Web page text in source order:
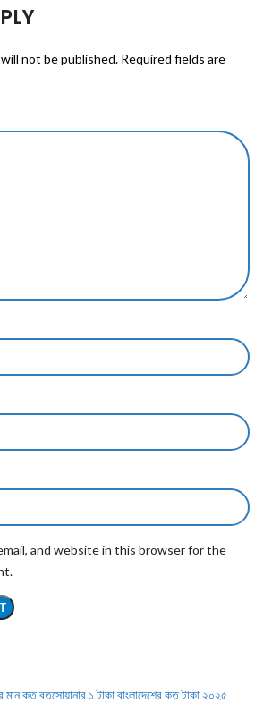
not be published. Required fields are
and website in this browser for the